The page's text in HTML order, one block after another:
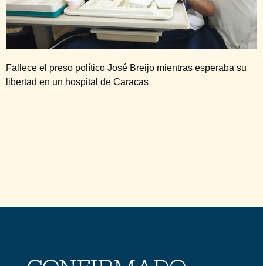
Fallece el preso político José Breijo mientras esperaba su
libertad en un hospital de Caracas